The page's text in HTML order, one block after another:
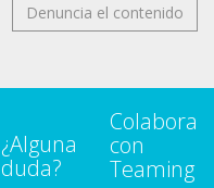
Denuncia el contenido
¿Alguna
duda?
Colabora
con
Teaming